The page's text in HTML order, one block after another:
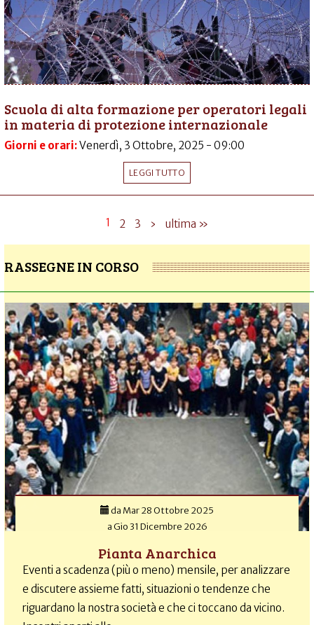
Scuola di alta formazione per operatori legali
in materia di protezione internazionale
Giorni e orari:Venerdì, 3 Ottobre, 2025 - 09:00
LEGGI TUTTO
1 2 3 › ultima »
RASSEGNE IN CORSO
da Mar 28 Ottobre 2025
aGio 31 Dicembre 2026
Pianta Anarchica
Eventi a scadenza (più o meno) mensile, per analizzare
e discutere assieme fatti, situazioni o tendenze che
riguardano la nostra società e che ci toccano da vicino.